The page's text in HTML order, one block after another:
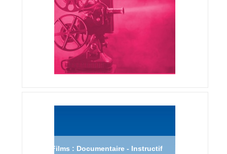
Films : Documentaire - Instructif